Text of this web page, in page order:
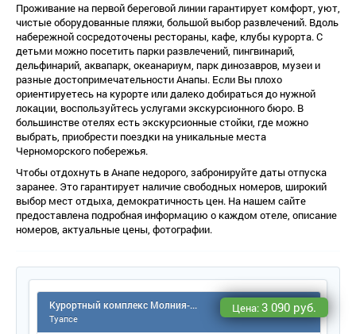
Проживание на первой береговой линии гарантирует комфорт, уют,
чистые оборудованные пляжи, большой выбор развлечений. Вдоль
набережной сосредоточены рестораны, кафе, клубы курорта. С
детьми можно посетить парки развлечений, пингвинарий,
дельфинарий, аквапарк, океанариум, парк динозавров, музеи и
разные достопримечательности Анапы. Если Вы плохо
ориентируетесь на курорте или далеко добираться до нужной
локации, воспользуйтесь услугами экскурсионного бюро. В
ольшинстве отелях есть экскурсионные стойки, где можно
ыбрать, приобрести поездки на уникальные места
Черноморского побережья.
Чтобы отдохнуть в Анапе недорого, забронируйте даты отпуска
заранее. Это гарантирует наличие свободных номеров, широкий
ыбор мест отдыха, демократичность цен. На нашем сайте
предоставлена подробная информацию о каждом отеле, описание
номеров, актуальные цены, фотографии.
Курортный комплекс Молния-Ямал (Небуг)
Туапсе
Цена:3 090 руб.